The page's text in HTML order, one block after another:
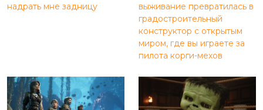
надрать мне задницу
выживание превратилась в
градостроительный
конструктор с открытым
миром, где вы играете за
пилота корги-мехов